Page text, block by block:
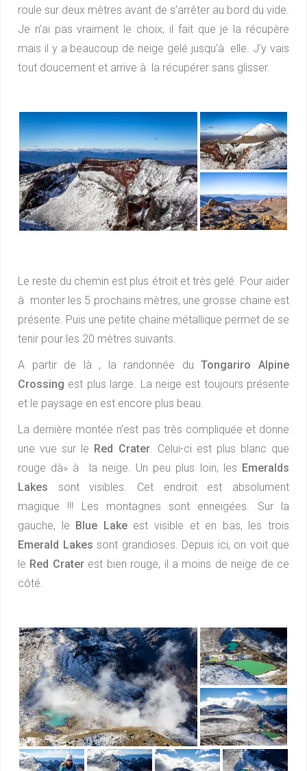
roule sur deux mètres avant de s’arrêter au bord du vide.
Je n’ai pas vraiment le choix, il fait que je la récupère
mais il y a beaucoup de neige gelé jusqu’à elle. J’y vais
tout doucement et arrive à la récupérer sans glisser.
Le reste du chemin est plus étroit et très gelé. Pour aider
à monter les 5 prochains mètres, une grosse chaine est
présente. Puis une petite chaine métallique permet de se
tenir pour les 20 mètres suivants.
A partir de là , la randonnée duTongariro Alpine
Crossing est plus large. La neige est toujours présente
et le paysage en est encore plus beau.
La dernière montée n’est pas très compliquée et donne
une vue sur le Red Crater. Celui-ci est plus blanc que
rouge dà» à la neige. Un peu plus loin, les Emeralds
Lakes sont visibles. Cet endroit est absolument
magique !!! Les montagnes sont enneigées. Sur la
gauche, le Blue Lakeest visible et en bas, les trois
Emerald Lakes sont grandioses. Depuis ici, on voit que
le Red Craterest bien rouge, il a moins de neige de ce
côté.